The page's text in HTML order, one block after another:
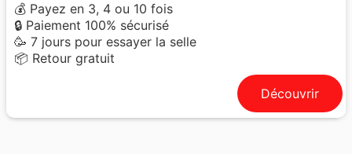
💰 Payez en 3, 4 ou 10 fois
🔒 Paiement 100% sécurisé
🥳 7 jours pour essayer la selle
📦 Retour gratuit
Découvrir